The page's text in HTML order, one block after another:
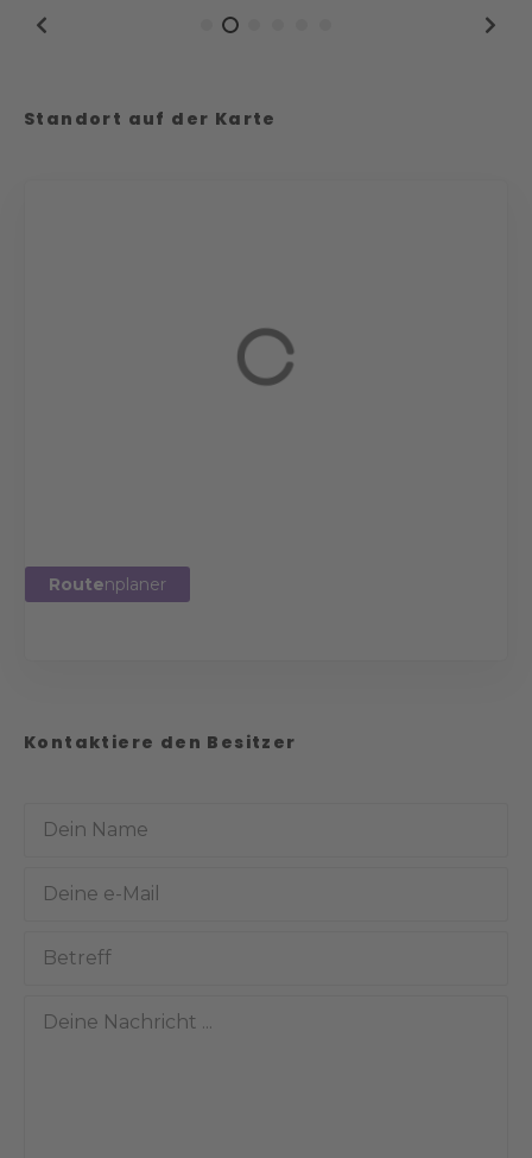
Standort auf der Karte
Routenplaner
Kontaktiere den Besitzer